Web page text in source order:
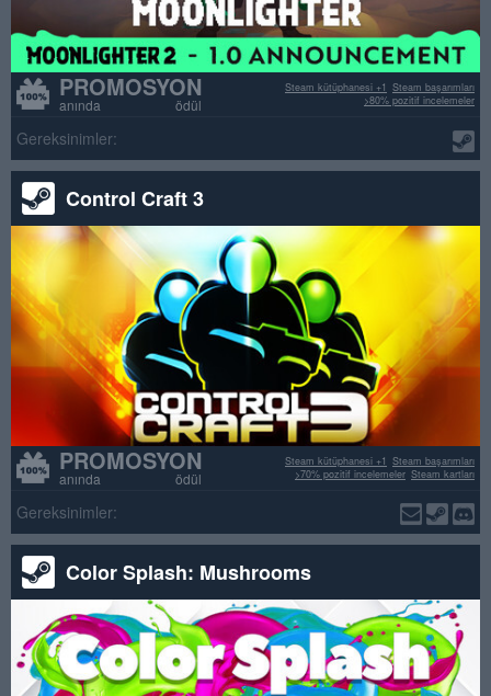
PROMOSYON
anında ödül
Steam başarımları
Steam kütüphanesi +1
>80% pozitif incelemeler
Gereksinimler:
Control Craft 3
PROMOSYON
anında ödül
Steam başarımları
Steam kütüphanesi +1
Steam kartları
>70% pozitif incelemeler
Gereksinimler:
Color Splash: Mushrooms